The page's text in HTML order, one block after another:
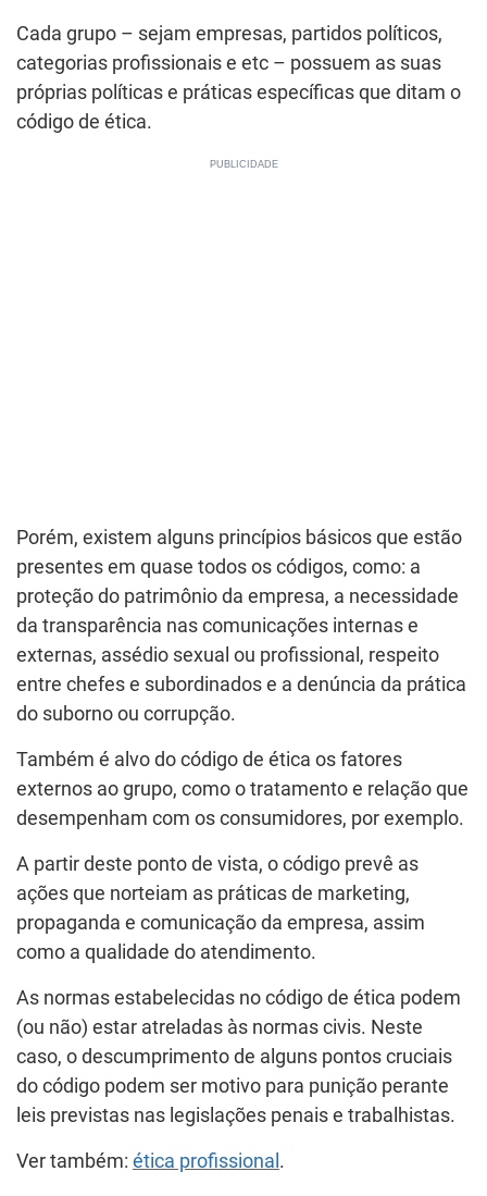
Cada grupo – sejam empresas, partidos políticos,
categorias profissionais e etc – possuem as suas
próprias políticas e práticas específicas que ditam o
código de ética.
Porém, existem alguns princípios básicos que estão
presentes em quase todos os códigos, como: a
proteção do patrimônio da empresa, a necessidade
da transparência nas comunicações internas e
externas, assédio sexual ou profissional, respeito
entre chefes e subordinados e a denúncia da prática
do suborno ou corrupção.
Também é alvo do código de ética os fatores
externos ao grupo, como o tratamento e relação que
desempenham com os consumidores, por exemplo.
A partir deste ponto de vista, o código prevê as
ações que norteiam as práticas de marketing,
propaganda e comunicação da empresa, assim
como a qualidade do atendimento.
As normas estabelecidas no código de ética podem
(ou não) estar atreladas às normas civis. Neste
caso, o descumprimento de alguns pontos cruciais
do código podem ser motivo para punição perante
leis previstas nas legislações penais e trabalhistas.
Ver também: ética profissional .